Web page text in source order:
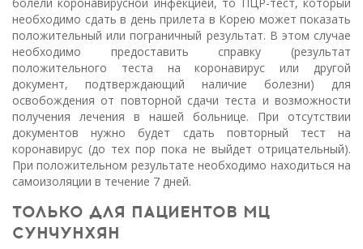
болели коронавирусной инфекцией, то ПЦР-тест, который
необходимо сдать в день прилета в Корею может показать
положительный или пограничный результат. В этом случае
необходимо предоставить справку (результат
положительного теста на коронавирус или другой
документ, подтверждающий наличие болезни) для
освобождения от повторной сдачи теста и возможности
получения лечения в нашей больнице. При отсутствии
документов нужно будет сдать повторный тест на
коронавирус (до тех пор пока не выйдет отрицательный).
При положительном результате необходимо находиться на
самоизоляции в течение 7 дней.
ТОЛЬКО ДЛЯ ПАЦИЕНТОВ МЦ
СУНЧУНХЯН